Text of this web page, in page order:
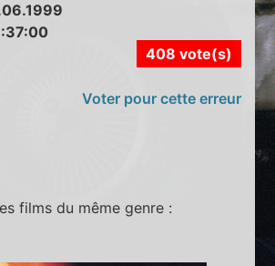
408 vote(s)
Voter pour cette erreur
films du même genre :